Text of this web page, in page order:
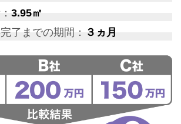
3.95㎡
了までの期間： ３ヵ月